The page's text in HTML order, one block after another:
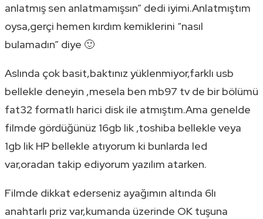
anlatmış sen anlatmamışsın” dedi iyimi.Anlatmıştım
oysa,gerçi hemen kırdım kemiklerini “nasıl
bulamadın” diye 🙂
Aslında çok basit,baktınız yüklenmiyor,farklı usb
bellekle deneyin ,mesela ben mb97 tv de bir bölümü
fat32 formatlı harici disk ile atmıştım.Ama genelde
filmde gördüğünüz 16gb lik ,toshiba bellekle veya
1gb lik HP bellekle atıyorum ki bunlarda led
var,oradan takip ediyorum yazılım atarken.
Filmde dikkat ederseniz ayağımın altında 6lı
anahtarlı priz var,kumanda üzerinde OK tuşuna